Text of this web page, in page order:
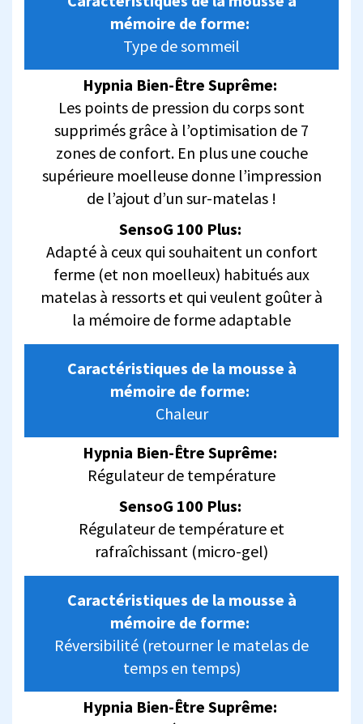
mémoire de forme:
Type de sommeil
Hypnia Bien-Être Suprême:
Les points de pression du corps sont
supprimés grâce à l’optimisation de 7
zones de confort. En plus une couche
supérieure moelleuse donne l’impression
de l’ajout d’un sur-matelas !
SensoG 100 Plus:
Adapté à ceux qui souhaitent un confort
ferme (et non moelleux) habitués aux
matelas à ressorts et qui veulent goûter à
la mémoire de forme adaptable
Caractéristiques de la mousse à
mémoire de forme:
Chaleur
Hypnia Bien-Être Suprême:
Régulateur de température
SensoG 100 Plus:
Régulateur de température et
rafraîchissant (micro-gel)
Caractéristiques de la mousse à
mémoire de forme:
Réversibilité (retourner le matelas de
temps en temps)
Hypnia Bien-Être Suprême: